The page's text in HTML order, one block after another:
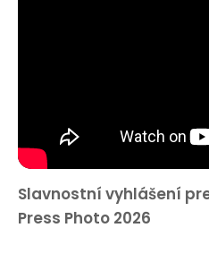
Slavnostní vyhlášení
Press Photo 2026